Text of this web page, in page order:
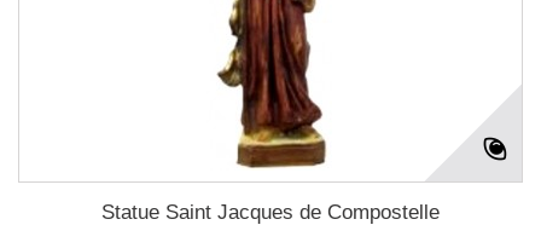
Statue Saint Jacques de Compostelle